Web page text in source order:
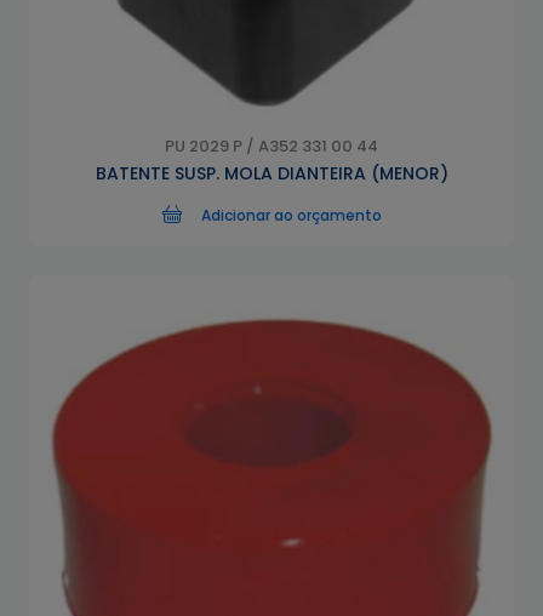
PU 2029 P / A352 331 00 44
BATENTE SUSP. MOLA DIANTEIRA (MENOR)
Adicionar ao orçamento